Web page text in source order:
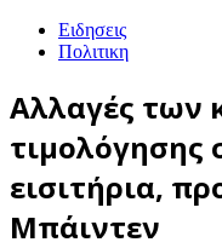
Ειδησεις
Πολιτικη
Αλλαγές των
τιμολόγησης
εισιτήρια,
Μπάιντεν